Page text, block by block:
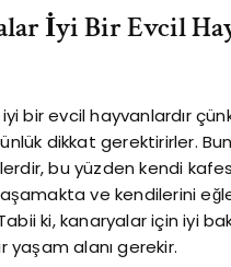
İyi Bir Evcil
bir evcil hayvanlardır
dikkat gerektirirler.
bu yüzden kendi
ve kendilerini
ki, kanaryalar için iyi
yaşam alanı gerekir.